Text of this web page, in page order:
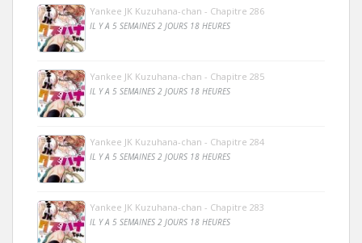
Yankee JK Kuzuhana-chan - Chapitre 286
IL Y A 5 SEMAINES 2 JOURS 18 HEURES
Yankee JK Kuzuhana-chan - Chapitre 285
IL Y A 5 SEMAINES 2 JOURS 18 HEURES
Yankee JK Kuzuhana-chan - Chapitre 284
IL Y A 5 SEMAINES 2 JOURS 18 HEURES
Yankee JK Kuzuhana-chan - Chapitre 283
IL Y A 5 SEMAINES 2 JOURS 18 HEURES